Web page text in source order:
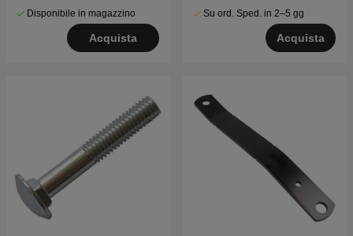
Disponibile in magazzino
Acquista
Su ord. Sped. in 2–5 gg
Acquista